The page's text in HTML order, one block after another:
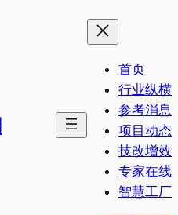
首页
行业纵横
参考消息
项目动态
技改增效
专家在线
智慧工厂